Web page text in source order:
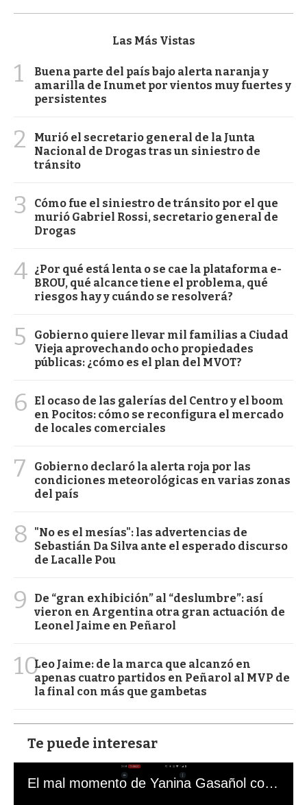
Las Más Vistas
1
Buena parte del país bajo alerta naranja y
amarilla de Inumet por vientos muy fuertes y
persistentes
2
Murió el secretario general de la Junta
Nacional de Drogas tras un siniestro de
tránsito
3
Cómo fue el siniestro de tránsito por el que
murió Gabriel Rossi, secretario general de
Drogas
4 ¿Por qué está lenta o se cae la plataforma e-
BROU, qué alcance tiene el problema, qué
riesgos hay y cuándo se resolverá?
5
Gobierno quiere llevar mil familias a Ciudad
Vieja aprovechando ocho propiedades
públicas: ¿cómo es el plan del MVOT?
6
El ocaso de las galerías del Centro y el boom
en Pocitos: cómo se reconfigura el mercado
de locales comerciales
7
Gobierno declaró la alerta roja por las
condiciones meteorológicas en varias zonas
del país
8
"No es el mesías": las advertencias de
Sebastián Da Silva ante el esperado discurso
de Lacalle Pou
9
De “gran exhibición” al “deslumbre”: así
vieron en Argentina otra gran actuación de
Leonel Jaime en Peñarol
10Leo Jaime: de la marca que alcanzó en
apenas cuatro partidos en Peñarol al MVP de
la final con más que gambetas
Te puede interesar
El mal momento de Yanina Gasañol con un hincha argentino en "Subrayado"